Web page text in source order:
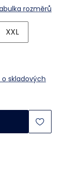
rozměrů
XXL
skladových